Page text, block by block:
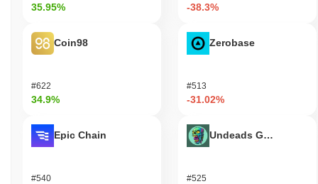
35.95%
Coin98
#622
34.9%
Epic Chain
#540
-38.3%
Zerobase
#513
-31.02%
Undeads Games
#525